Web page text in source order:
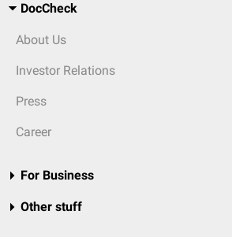
DocCheck
About Us
Investor Relations
Press
Career
For Business
Other stuff